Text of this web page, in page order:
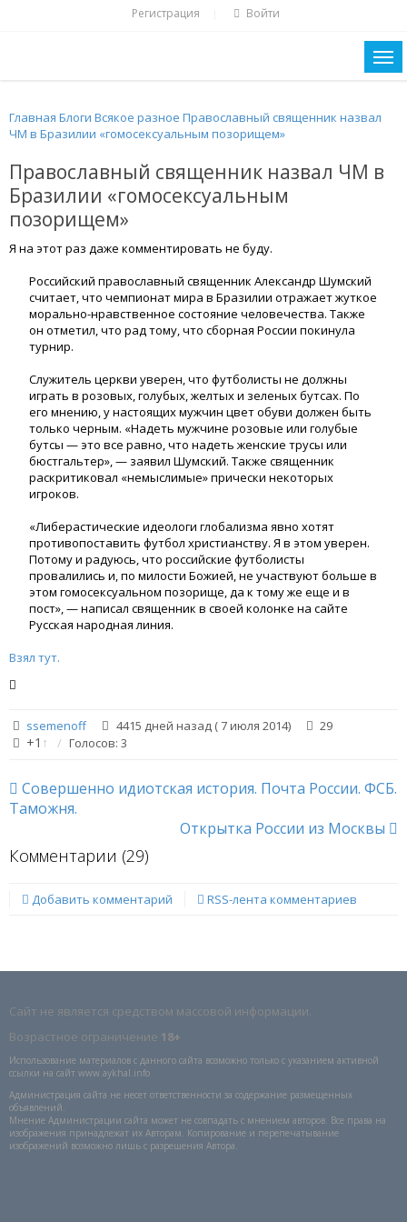
Регистрация Войти
Главная Блоги Всякое разное Православный священник назвал
ЧМ в Бразилии «гомосексуальным позорищем»
Православный священник назвал ЧМ в
Бразилии «гомосексуальным
позорищем»
Я на этот раз даже комментировать не буду.
Российский православный священник Александр Шумский
считает, что чемпионат мира в Бразилии отражает жуткое
морально-нравственное состояние человечества. Также
он отметил, что рад тому, что сборная России покинула
турнир.
Служитель церкви уверен, что футболисты не должны
играть в розовых, голубых, желтых и зеленых бутсах. По
его мнению, у настоящих мужчин цвет обуви должен быть
только черным. «Надеть мужчине розовые или голубые
бутсы — это все равно, что надеть женские трусы или
бюстгальтер», — заявил Шумский. Также священник
раскритиковал «немыслимые» прически некоторых
игроков.
«Либерастические идеологи глобализма явно хотят
противопоставить футбол христианству. Я в этом уверен.
Потому и радуюсь, что российские футболисты
провалились и, по милости Божией, не участвуют больше в
этом гомосексуальном позорище, да к тому же еще и в
пост», — написал священник в своей колонке на сайте
Русская народная линия.
Взял тут.
ssemenoff 4415 дней назад ( 7 июля 2014) 29
+1 ↑ Голосов: 3
Совершенно идиотская история. Почта России. ФСБ.
Таможня.
Открытка России из Москвы
Комментарии (29)
Добавить комментарий RSS-лента комментариев
Сайт не является средством массовой информации.
Возрастное ограничение 18+
Использование материалов с данного сайта возможно только с указанием активной
ссылки на сайт www.aykhal.info
Администрация сайта не несет ответственности за содержание размещенных
объявлений.
Мнение Администрации сайта может не совпадать с мнением авторов. Все права на
изображения принадлежат их Авторам. Копирование и перепечатывание
изображений возможно лишь с разрешения Автора.